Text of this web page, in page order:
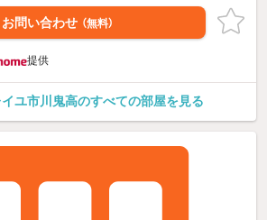
お問い合わせ （無料）
提供
ユ市川鬼高のすべての部屋を見る